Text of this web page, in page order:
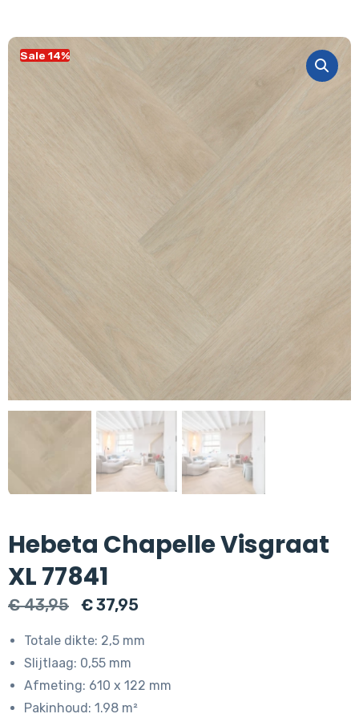
Sale 14%
Hebeta Chapelle Visgraat
XL 77841
€43,95
Oorspronkelijke
€ 43,95.
€37,95
€ 37,95.
Totale dikte: 2,5 mm
Slijtlaag: 0,55 mm
Afmeting: 610 x 122 mm
Pakinhoud: 1.98 m²